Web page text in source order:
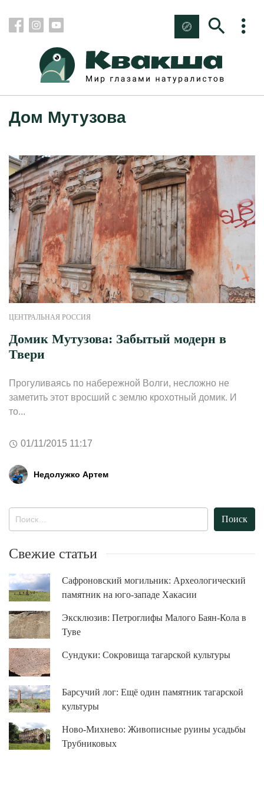
Дом Мутузова
ЦЕНТРАЛЬНАЯ РОССИЯ
Домик Мутузова: Забытый модерн в
Твери
Прогуливаясь по набережной Волги, несложно не
заметить этот вросший с землю крохотный домик. И
то...
01/11/2015 11:17
Недолужко Артем
Свежие статьи
Сафроновский могильник: Археологический
памятник на юго-западе Хакасии
Эксклюзив: Петроглифы Малого Баян-Кола в
Туве
Сундуки: Сокровища тагарской культуры
Барсучий лог: Ещё один памятник тагарской
культуры
Ново-Михнево: Живописные руины усадьбы
Трубниковых